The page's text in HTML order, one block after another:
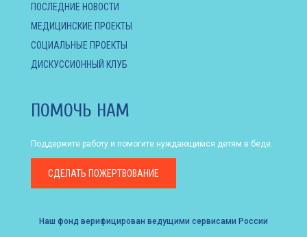
ПОСЛЕДНИЕ НОВОСТИ
МЕДИЦИНСКИЕ ПРОЕКТЫ
СОЦИАЛЬНЫЕ ПРОЕКТЫ
ДИСКУССИОННЫЙ КЛУБ
ПОМОЧЬ НАМ
Поддержите работу и помогите нуждающимся детям в беде.
СДЕЛАТЬ ПОЖЕРТВОВАНИЕ
Наш фонд верифицирован ведущими сервисами России